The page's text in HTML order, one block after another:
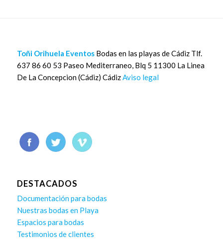
Toñi Orihuela EventosBodas en las playas de Cádiz Tlf.
637 86 60 53 Paseo Mediterraneo, Blq 5 11300 La Linea
De La Concepcion (Cádiz) CádizAviso legal
DESTACADOS
Documentación para bodas
Nuestras bodas en Playa
Espacios para bodas
Testimonios de clientes